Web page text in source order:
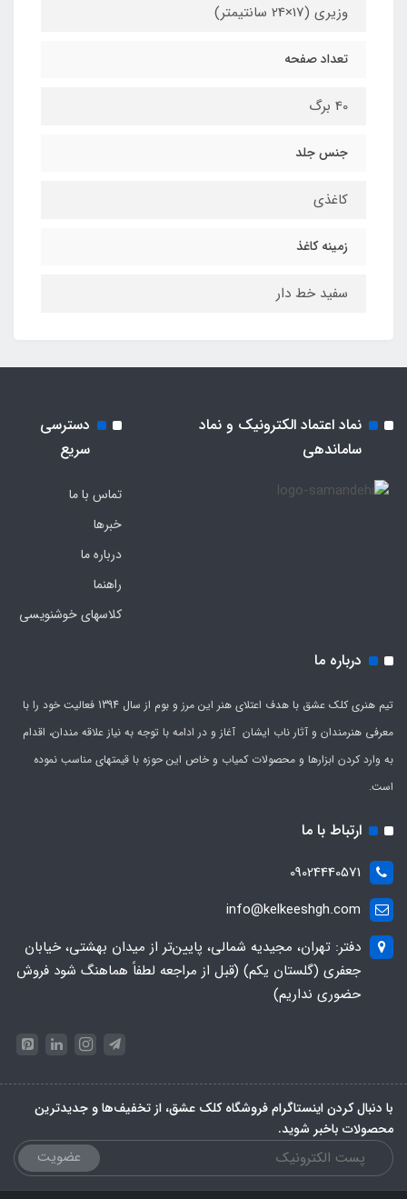
وزیری (17×24 سانتیمتر)
تعداد صفحه
40 برگ
جنس جلد
کاغذی
زمینه کاغذ
سفید خط دار
نماد اعتماد الکترونیک و نماد
ساماندهی
دسترسی
سریع
تماس با ما
خبرها
درباره ما
راهنما
کلاسهای خوشنویسی
درباره ما
تیم هنری کلک عشق با هدف اعتلای هنر این مرز و بوم از سال 1394 فعالیت خود را با
معرفی هنرمندان و آثار ناب ایشان آغاز و در ادامه با توجه به نیاز علاقه مندان، اقدام
به وارد کردن ابزارها و محصولات کمیاب و خاص این حوزه با قیمتهای مناسب نموده
است.
ارتباط با ما
09024440571
info@kelkeeshgh.com
دفتر: تهران، مجیدیه شمالی، پایین‌تر از میدان بهشتی، خیابان
جعفری (گلستان یکم) (قبل از مراجعه لطفاً هماهنگ شود فروش
حضوری نداریم)
با دنبال کردن اینستاگرام فروشگاه کلک عشق، از تخفیف‌ها و جدیدترین‌
محصولات باخبر شوید.
عضویت